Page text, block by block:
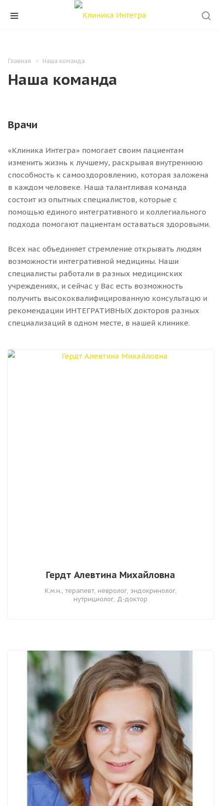
Главная Наша команда
Наша команда
Врачи
«Клиника Интегра» помогает своим пациентам
изменить жизнь к лучшему, раскрывая внутреннюю
способность к самооздоровлению, которая заложена
в каждом человеке. Наша талантливая команда
состоит из опытных специалистов, которые с
помощью единого интегративного и коллегиального
подхода помогают пациентам оставаться здоровыми.
Всех нас объединяет стремление открывать людям
возможности интегративной медицины. Наши
специалисты работали в разных медицинских
учреждениях, и сейчас у Вас есть возможность
получить высококвалифицированную консультацю и
рекомендации ИНТЕГРАТИВНЫХ докторов разных
специализаций в одном месте, в нашей клинике.
Гердт Алевтина Михайловна
К.м.н., терапевт, невролог, эндокринолог,
нутрициолог, Д-доктор